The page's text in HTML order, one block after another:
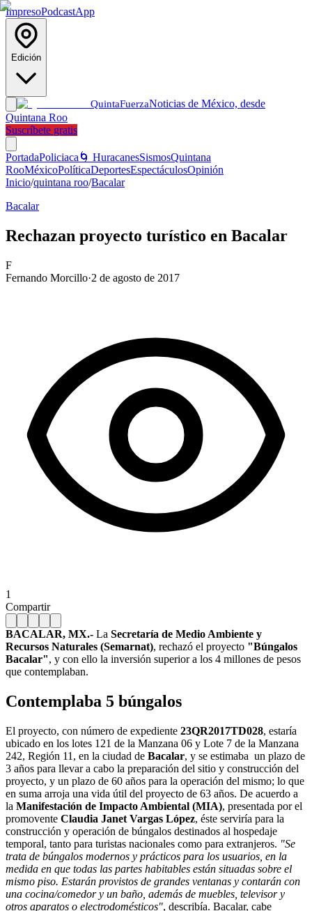
ImpresoPodcastApp
Edición
QuintaFuerzaNoticias de México, desde
Quintana Roo
Suscríbete gratis
PortadaPoliciaca 🌀 HuracanesSismosQuintana
RooMéxicoPolíticaDeportesEspectáculosOpinión
Inicio/quintana roo/Bacalar
Bacalar
Rechazan proyecto turístico en Bacalar
F
Fernando Morcillo·2 de agosto de 2017
1
Compartir
BACALAR, MX.- La Secretaría de Medio Ambiente y
Recursos Naturales (Semarnat), rechazó el proyecto "Búngalos
Bacalar", y con ello la inversión superior a los 4 millones de pesos
que contemplaban.
Contemplaba 5 búngalos
El proyecto, con número de expediente 23QR2017TD028, estaría
ubicado en los lotes 121 de la Manzana 06 y Lote 7 de la Manzana
242, Región 11, en la ciudad de Bacalar, y se estimaba un plazo de
3 años para llevar a cabo la preparación del sitio y construcción del
proyecto, y un plazo de 60 años para la operación del mismo; lo que
en suma arroja una vida útil del proyecto de 63 años. De acuerdo a
la Manifestación de Impacto Ambiental (MIA), presentada por el
promovente Claudia Janet Vargas López, éste serviría para la
construcción y operación de búngalos destinados al hospedaje
temporal, tanto para turistas nacionales como para extranjeros. "Se
trata de búngalos modernos y prácticos para los usuarios, en la
medida en que todas las partes habitables están situadas sobre el
mismo piso. Estarán provistos de grandes ventanas y contarán con
una cocina/comedor y un baño, además de muebles, televisor y
otros aparatos o electrodomésticos", describía. Bacalar, cabe